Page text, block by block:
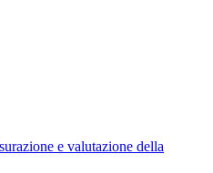
e valutazione della